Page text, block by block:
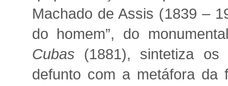
Machado de Assis (1839 –
do homem”, do
Cubas (1881), sintetiza
defunto com a metáfora da